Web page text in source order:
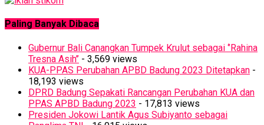
Paling Banyak Dibaca
Gubernur Bali Canangkan Tumpek Krulut sebagai ‘’Rahina
Tresna Asih’’ - 3,569 views
KUA-PPAS Perubahan APBD Badung 2023 Ditetapkan -
18,193 views
DPRD Badung Sepakati Rancangan Perubahan KUA dan
PPAS APBD Badung 2023 - 17,813 views
Presiden Jokowi Lantik Agus Subiyanto sebagai